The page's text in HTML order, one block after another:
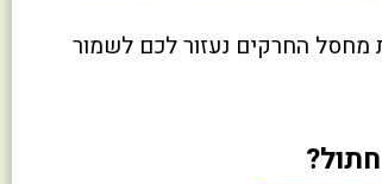
מחסל החרקים נעזור לכם לשמור